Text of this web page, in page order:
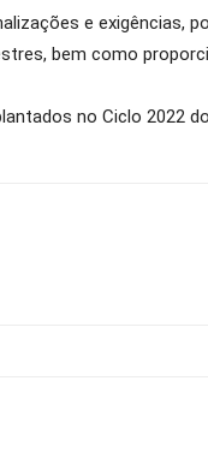
e exigências,
bem como
no Ciclo 2022